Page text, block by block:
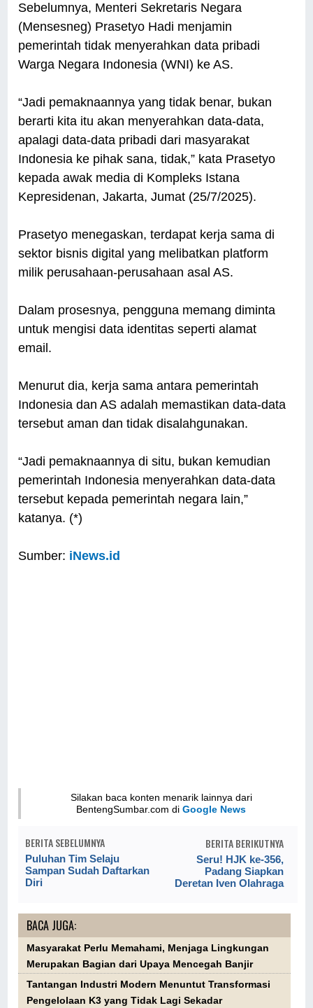
Sebelumnya, Menteri Sekretaris Negara
(Mensesneg) Prasetyo Hadi menjamin
pemerintah tidak menyerahkan data pribadi
Warga Negara Indonesia (WNI) ke AS.
“Jadi pemaknaannya yang tidak benar, bukan
berarti kita itu akan menyerahkan data-data,
apalagi data-data pribadi dari masyarakat
Indonesia ke pihak sana, tidak,” kata Prasetyo
kepada awak media di Kompleks Istana
Kepresidenan, Jakarta, Jumat (25/7/2025).
Prasetyo menegaskan, terdapat kerja sama di
sektor bisnis digital yang melibatkan platform
milik perusahaan-perusahaan asal AS.
Dalam prosesnya, pengguna memang diminta
untuk mengisi data identitas seperti alamat
email.
Menurut dia, kerja sama antara pemerintah
Indonesia dan AS adalah memastikan data-data
tersebut aman dan tidak disalahgunakan.
“Jadi pemaknaannya di situ, bukan kemudian
pemerintah Indonesia menyerahkan data-data
tersebut kepada pemerintah negara lain,”
katanya. (*)
Sumber: iNews.id
Silakan baca konten menarik lainnya dari
BentengSumbar.com diGoogle News
BERITA SEBELUMNYA
Puluhan Tim Selaju
Sampan Sudah Daftarkan
Diri
BERITA BERIKUTNYA
Seru! HJK ke-356,
Padang Siapkan
Deretan Iven Olahraga
BACA JUGA:
Masyarakat Perlu Memahami, Menjaga Lingkungan
Merupakan Bagian dari Upaya Mencegah Banjir
Tantangan Industri Modern Menuntut Transformasi
Pengelolaan K3 yang Tidak Lagi Sekadar